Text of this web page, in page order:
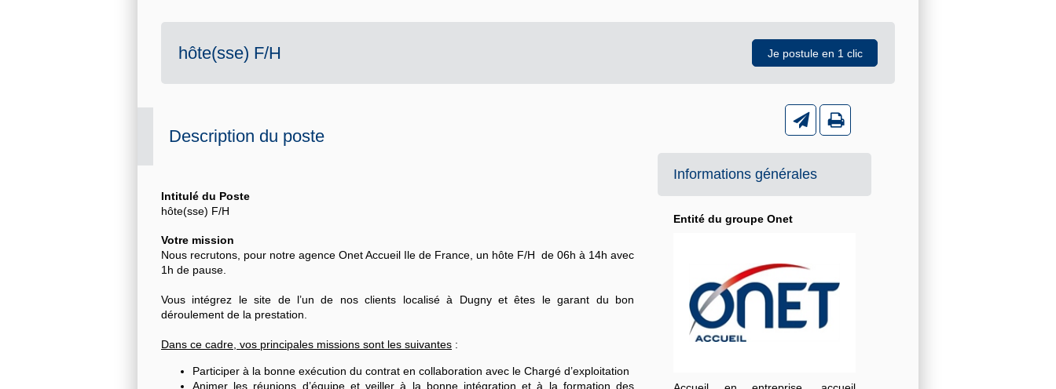
hôte(sse) F/H
Description du poste
Intitulé du Poste
hôte(sse) F/H
Votre mission
Nous recrutons, pour notre agence Onet Accueil Ile de France, un hôte F/H de 06h à 14h avec
1h de pause.
Vous intégrez le site de l’un de nos clients localisé à Dugny et êtes le garant du bon
déroulement de la prestation.
Dans ce cadre, vos principales missions sont les suivantes :
Participer à la bonne exécution du contrat en collaboration avec le Chargé d’exploitation
Animer les réunions d’équipe et veiller à la bonne intégration et à la formation des
Informations générales
Entité du groupe Onet